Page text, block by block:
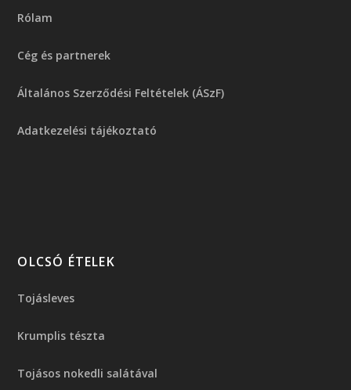
Rólam
Cég és partnerek
Általános Szerződési Feltételek (ÁSzF)
Adatkezelési tájékoztató
OLCSÓ ÉTELEK
Tojásleves
Krumplis tészta
Tojásos nokedli salátával